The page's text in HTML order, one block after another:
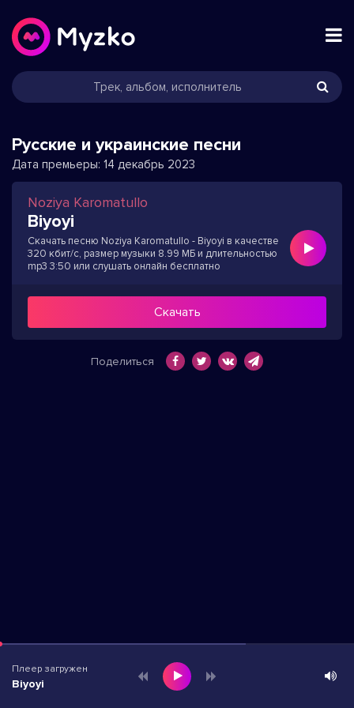
Русские и украинские песни
Дата премьеры: 14 декабрь 2023
Noziya Karomatullo
Biyoyi
Скачать песню Noziya Karomatullo - Biyoyi в качестве
320 кбит/с, размер музыки 8.99 МБ и длительностью
mp3 3:50 или слушать онлайн бесплатно
Скачать
Поделиться
Плеер загружен
Biyoyi